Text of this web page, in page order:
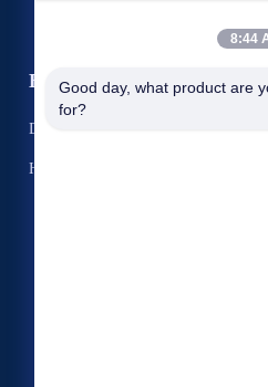
Etkinlikler
Durumlar
Haberler
8:44
Good day, what product are
for?